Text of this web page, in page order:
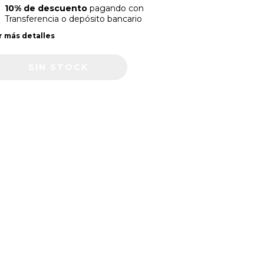
10% de descuentopagando con
Transferencia o depósito bancario
más detalles